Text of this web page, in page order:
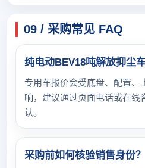
09 / 采购常见 FAQ
纯电动BEV18吨解放抑尘
专用车报价会受底盘、配置、
响，建议通过页面电话或在线
认。
采购前如何核验销售身份？